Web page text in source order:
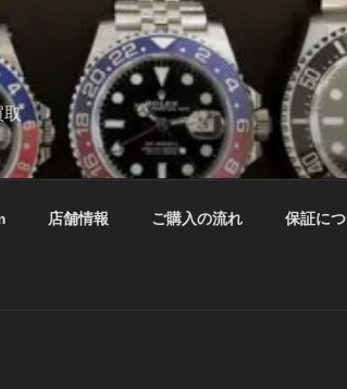
取
店舗情報 ご購入の流れ 保証に